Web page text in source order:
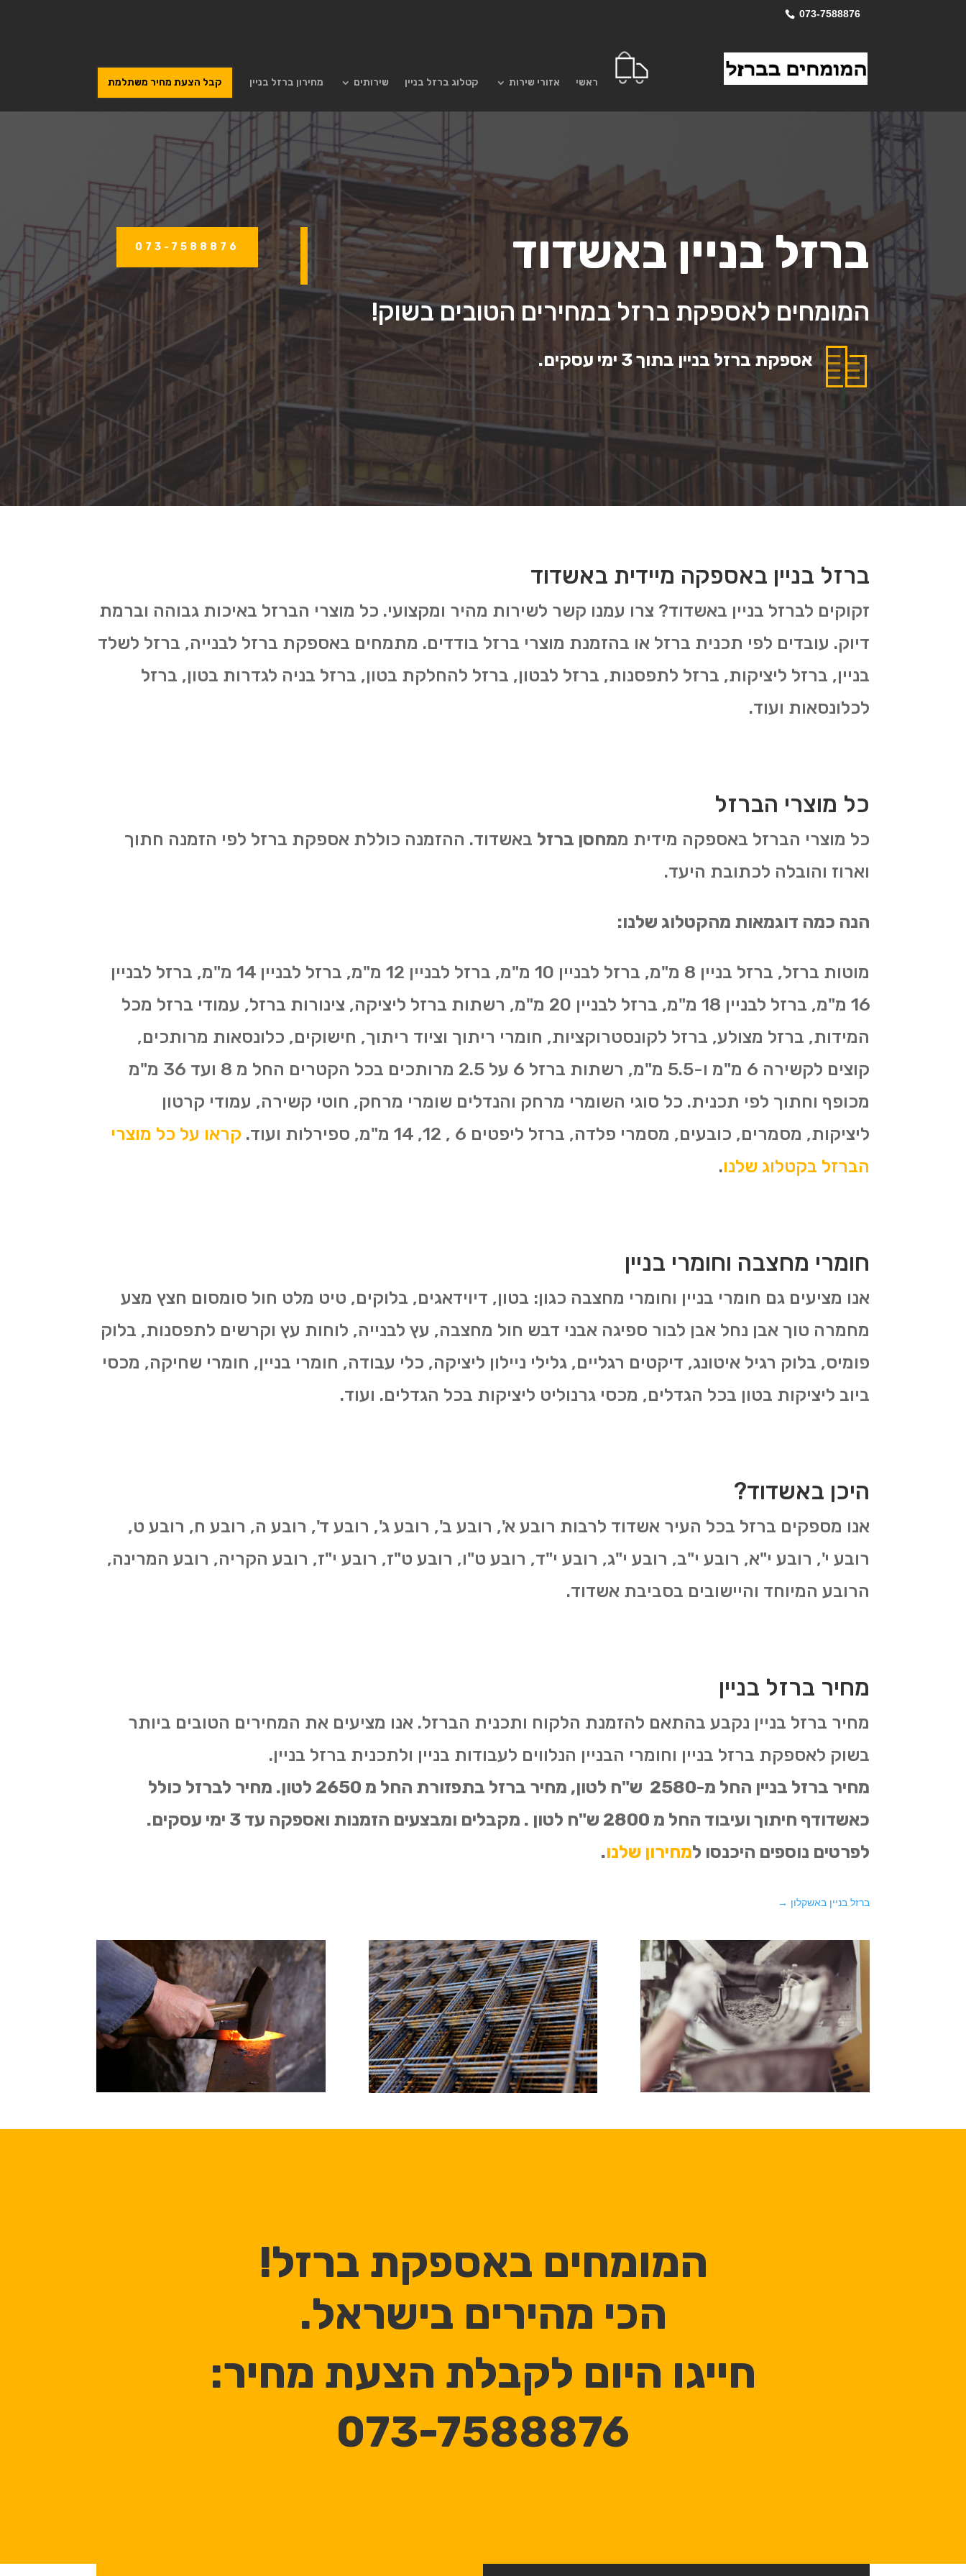
073-7588876
ראשי אזורי שירות קטלוג ברזל בניין שירותים מחירון ברזל בניין קבל הצעת מחיר משתלמת
073-7588876 ברזל בניין באשדוד
המומחים לאספקת ברזל במחירים הטובים בשוק!
אספקת ברזל בניין בתוך 3 ימי עסקים.
ברזל בניין באספקה מיידית באשדוד
זקוקים לברזל בניין באשדוד? צרו עמנו קשר לשירות מהיר ומקצועי. כל מוצרי הברזל באיכות גבוהה וברמת
דיוק. עובדים לפי תכנית ברזל או בהזמנת מוצרי ברזל בודדים. מתמחים באספקת ברזל לבנייה, ברזל לשלד
בניין, ברזל ליציקות, ברזל לתפסנות, ברזל לבטון, ברזל להחלקת בטון, ברזל בניה לגדרות בטון, ברזל
לכלונסאות ועוד.
כל מוצרי הברזל
כל מוצרי הברזל באספקה מידית ממחסן ברזל באשדוד. ההזמנה כוללת אספקת ברזל לפי הזמנה חתוך
וארוז והובלה לכתובת היעד.
הנה כמה דוגמאות מהקטלוג שלנו:
מוטות ברזל, ברזל בניין 8 מ"מ, ברזל לבניין 10 מ"מ, ברזל לבניין 12 מ"מ, ברזל לבניין 14 מ"מ, ברזל לבניין
16 מ"מ, ברזל לבניין 18 מ"מ, ברזל לבניין 20 מ"מ, רשתות ברזל ליציקה, צינורות ברזל, עמודי ברזל מכל
המידות, ברזל מצולע, ברזל לקונסטרוקציות, חומרי ריתוך וציוד ריתוך, חישוקים, כלונסאות מרותכים,
קוצים לקשירה 6 מ"מ ו-5.5 מ"מ, רשתות ברזל 6 על 2.5 מרותכים בכל הקטרים החל מ 8 ועד 36 מ"מ
מכופף וחתוך לפי תכנית. כל סוגי השומרי מרחק והנדלים שומרי מרחק, חוטי קשירה, עמודי קרטון
ליציקות, מסמרים, כובעים, מסמרי פלדה, ברזל ליפטים 6 , 12, 14 מ"מ, ספירלות ועוד.
קראו על כל מוצרי
הברזל בקטלוג שלנו.
חומרי מחצבה וחומרי בניין
אנו מציעים גם חומרי בניין וחומרי מחצבה כגון: בטון, דיוידאגים, בלוקים, טיט מלט חול סומסום חצץ מצע
מחמרה טוך אבן נחל אבן לבור ספיגה אבני דבש חול מחצבה, עץ לבנייה, לוחות עץ וקרשים לתפסנות, בלוק
פומיס, בלוק רגיל איטונג, דיקטים רגליים, גלילי ניילון ליציקה, כלי עבודה, חומרי בניין, חומרי שחיקה, מכסי
ביוב ליציקות בטון בכל הגדלים, מכסי גרנוליט ליציקות בכל הגדלים. ועוד.
היכן באשדוד?
אנו מספקים ברזל בכל העיר אשדוד לרבות רובע א', רובע ב', רובע ג', רובע ד', רובע ה, רובע ח, רובע ט,
רובע י', רובע י"א, רובע י"ב, רובע י"ג, רובע י"ד, רובע ט"ו, רובע ט"ז, רובע י"ז, רובע הקריה, רובע המרינה,
הרובע המיוחד והיישובים בסביבת אשדוד.
מחיר ברזל בניין
מחיר ברזל בניין נקבע בהתאם להזמנת הלקוח ותכנית הברזל. אנו מציעים את המחירים הטובים ביותר
בשוק לאספקת ברזל בניין וחומרי הבניין הנלווים לעבודות בניין ולתכנית ברזל בניין.
מחיר ברזל בניין החל מ-2580 ש"ח לטון, מחיר ברזל בתפזורת החל מ 2650 לטון. מחיר לברזל כולל
כאשדודף חיתוך ועיבוד החל מ 2800 ש"ח לטון . מקבלים ומבצעים הזמנות ואספקה עד 3 ימי עסקים.
לפרטים נוספים היכנסו למחירון שלנו.
ברזל בניין באשקלון →
המומחים באספקת ברזל!
הכי מהירים בישראל.
חייגו היום לקבלת הצעת מחיר:
073-7588876